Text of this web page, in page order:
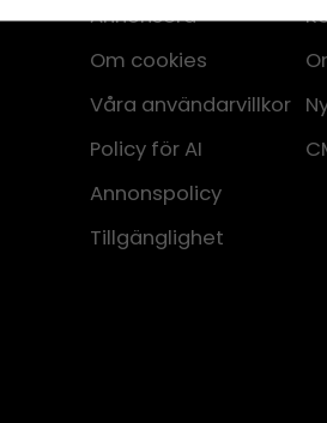
Annonsera
Om cookies
Våra användarvillkor
Policy för AI
Annonspolicy
Tillgänglighet